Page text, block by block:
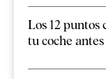
Los 12 puntos
tu coche